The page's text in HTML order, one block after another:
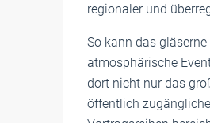
regionaler und
So kann das
atmosphärische
dort nicht nur das
öffentlich